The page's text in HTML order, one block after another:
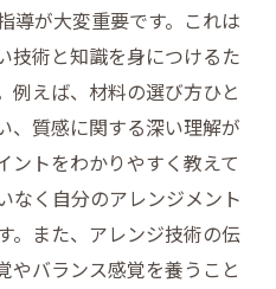
導が大変重要です。これは
技術と知識を身につけるた
例えば、材料の選び方ひと
、質感に関する深い理解が
ントをわかりやすく教えて
なく自分のアレンジメント
。また、アレンジ技術の伝
やバランス感覚を養うこと